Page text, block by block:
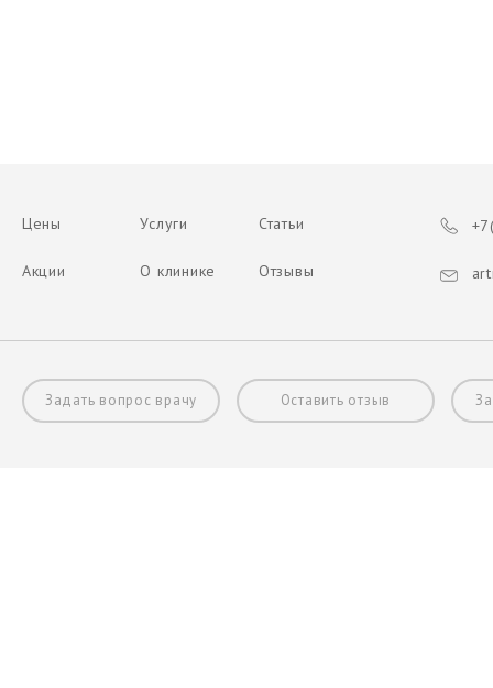
Цены Услуги Статьи
Акции О клинике Отзывы
Задать вопрос врачу Оставить отзыв